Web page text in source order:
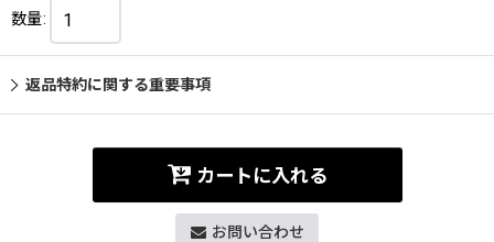
数量:
返品特約に関する重要事項
カートに入れる
お問い合わせ